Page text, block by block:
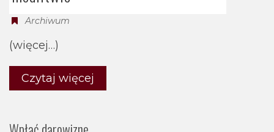
Archiwum
(więcej…)
Czytaj więcej